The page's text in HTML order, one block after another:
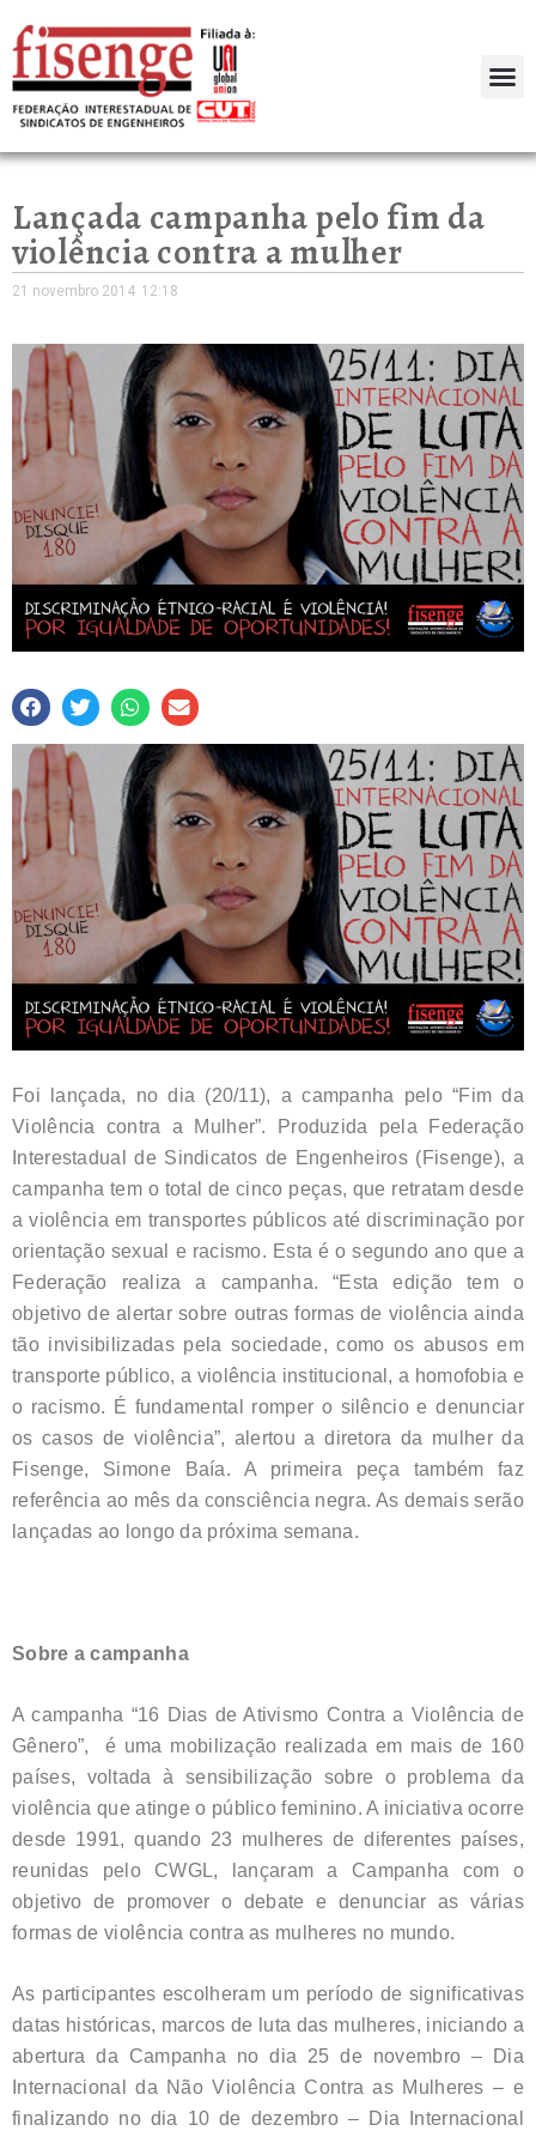
Lançada campanha pelo fim da
violência contra a mulher
21 novembro 2014 12:18
Foi lançada, no dia (20/11), a campanha pelo “Fim da
Violência contra a Mulher”. Produzida pela Federação
Interestadual de Sindicatos de Engenheiros (Fisenge), a
campanha tem o total de cinco peças, que retratam desde
a violência em transportes públicos até discriminação por
orientação sexual e racismo. Esta é o segundo ano que a
Federação realiza a campanha. “Esta edição tem o
objetivo de alertar sobre outras formas de violência ainda
tão invisibilizadas pela sociedade, como os abusos em
transporte público, a violência institucional, a homofobia e
o racismo. É fundamental romper o silêncio e denunciar
os casos de violência”, alertou a diretora da mulher da
Fisenge, Simone Baía. A primeira peça também faz
referência ao mês da consciência negra. As demais serão
lançadas ao longo da próxima semana.
Sobre a campanha
A campanha “16 Dias de Ativismo Contra a Violência de
Gênero”, é uma mobilização realizada em mais de 160
países, voltada à sensibilização sobre o problema da
violência que atinge o público feminino. A iniciativa ocorre
desde 1991, quando 23 mulheres de diferentes países,
reunidas pelo CWGL, lançaram a Campanha com o
objetivo de promover o debate e denunciar as várias
formas de violência contra as mulheres no mundo.
As participantes escolheram um período de significativas
datas históricas, marcos de luta das mulheres, iniciando a
abertura da Campanha no dia 25 de novembro – Dia
Internacional da Não Violência Contra as Mulheres – e
finalizando no dia 10 de dezembro – Dia Internacional